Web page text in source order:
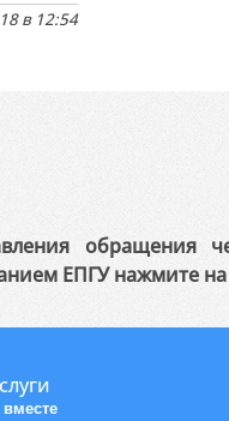
в 12:54
обращения
ЕПГУ нажмите